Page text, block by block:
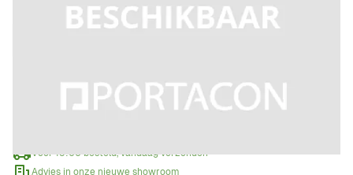
Offerte aanvragen
Wanneer een offerte aanvragen?
Voor 15:00 besteld, vandaag verzonden
Advies in onze nieuwe showroom